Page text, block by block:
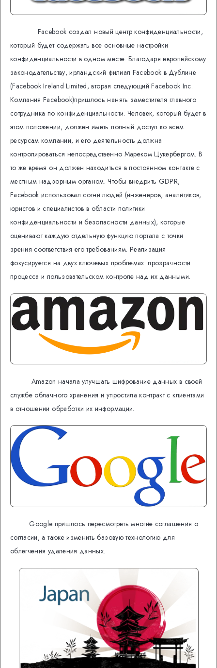
Facebook создал новый центр конфиденциальности,
который будет содержать все основные настройки
конфиденциальности в одном месте. Благодаря европейскому
законодательству, ирландский филиал Facebook в Дублине
(Facebook Ireland Limited, вторая следующий Facebook Inc.
Компания Facebook)пришлось нанять заместителя главного
сотрудника по конфиденциальности. Человек, который будет в
этом положении, должен иметь полный доступ ко всем
ресурсам компании, и его деятельность должна
контролироваться непосредственно Мареком Цукербергом. В
то же время он должен находиться в постоянном контакте с
местным надзорным органом. Чтобы внедрить GDPR,
Facebook использовал сотни людей (инженеров, аналитиков,
юристов и специалистов в области политики
конфиденциальности и безопасности данных), которые
оценивают каждую отдельную функцию портала с точки
зрения соответствия его требованиям. Реализация
фокусируется на двух ключевых проблемах: прозрачности
процесса и пользовательском контроле над их данными.
Amazon начала улучшать шифрование данных в своей
службе облачного хранения и упростила контракт с клиентами
в отношении обработки их информации.
Google пришлось пересмотреть многие соглашения о
согласии, а также изменить базовую технологию для
облегчения удаления данных.